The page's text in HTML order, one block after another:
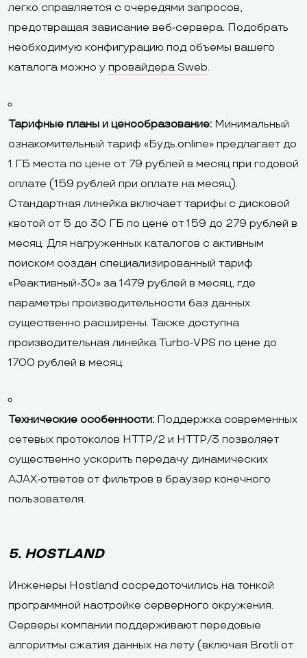
легко справляется с очередями запросов,
предотвращая зависание веб-сервера. Подобрать
необходимую конфигурацию под объемы вашего
каталога можно у провайдера Sweb.
Тарифные планы и ценообразование: Минимальный
ознакомительный тариф «Будь.online» предлагает до
1 ГБ места по цене от 79 рублей в месяц при годовой
оплате (159 рублей при оплате на месяц).
Стандартная линейка включает тарифы с дисковой
квотой от 5 до 30 ГБ по цене от 159 до 279 рублей в
месяц. Для нагруженных каталогов с активным
поиском создан специализированный тариф
«Реактивный-30» за 1479 рублей в месяц, где
параметры производительности баз данных
существенно расширены. Также доступна
производительная линейка Turbo-VPS по цене до
1700 рублей в месяц.
Технические особенности: Поддержка современных
сетевых протоколов HTTP/2 и HTTP/3 позволяет
существенно ускорить передачу динамических
AJAX-ответов от фильтров в браузер конечного
пользователя.
5. HOSTLAND
Инженеры Hostland сосредоточились на тонкой
программной настройке серверного окружения.
Серверы компании поддерживают передовые
алгоритмы сжатия данных на лету (включая Brotli от